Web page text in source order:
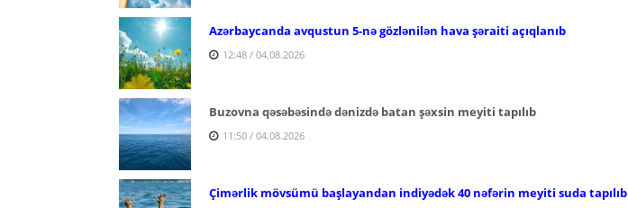
Azərbaycanda avqustun 5-nə gözlənilən hava şəraiti açıqlanıb
12:48 / 04.08.2026
Buzovna qəsəbəsində dənizdə batan şəxsin meyiti tapılıb
11:50 / 04.08.2026
Çimərlik mövsümü başlayandan indiyədək 40 nəfərin meyiti suda tapılıb